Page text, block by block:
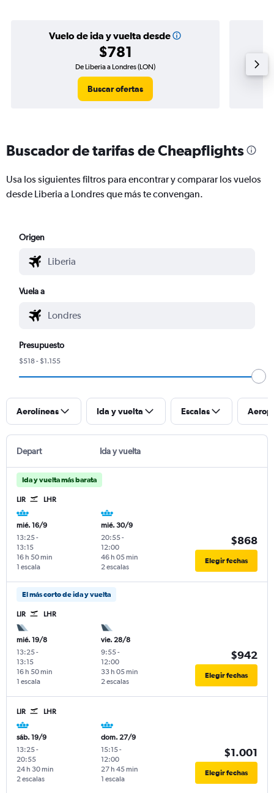
Vuelo de ida y vuelta desde
$781
De Liberia a Londres (LON)
Buscar ofertas
Buscador de tarifas de Cheapflights
Usa los siguientes filtros para encontrar y comparar los vuelos
desde Liberia a Londres que más te convengan.
Origen
Vuela a
Presupuesto
$518 - $1.155
Aerolíneas Ida y vuelta Escalas
Depart Ida y vuelta
Ida y vuelta más barata
LIR LHR
mié. 16/9
13:25-
13:15
1 escala
16 h 50 min
mié. 30/9
20:55-
12:00
2 escalas
46 h 05 min
$868
Elegir fechas
El más corto de ida y vuelta
LIR LHR
mié. 19/8
13:25-
13:15
1 escala
16 h 50 min
vie. 28/8
9:55-
12:00
2 escalas
33 h 05 min
$942
Elegir fechas
LIR LHR
sáb. 19/9
13:25-
20:55
2 escalas
24 h 30 min
dom. 27/9
15:15-
12:00
1 escala
27 h 45 min
$1.001
Elegir fechas